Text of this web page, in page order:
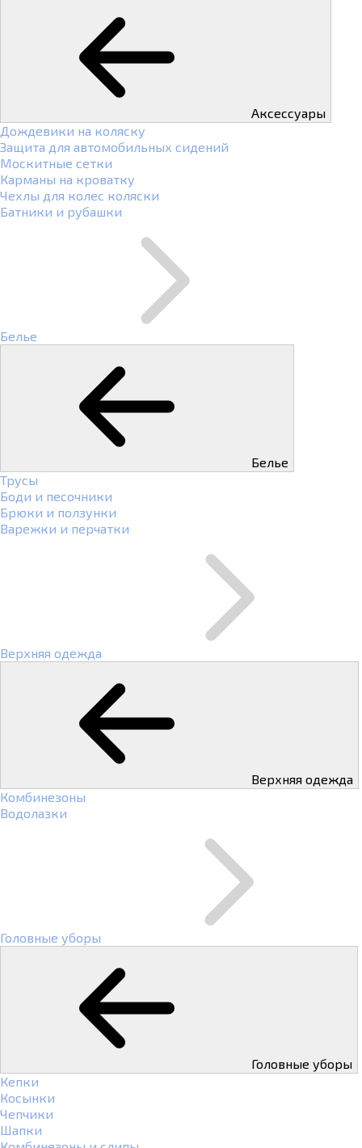
Аксессуары
Дождевики на коляску
Защита для автомобильных сидений
Москитные сетки
Карманы на кроватку
Чехлы для колес коляски
Батники и рубашки
Белье
Белье
Трусы
Боди и песочники
Брюки и ползунки
Варежки и перчатки
Верхняя одежда
Верхняя одежда
Комбинезоны
Водолазки
Головные уборы
Головные уборы
Кепки
Косынки
Чепчики
Шапки